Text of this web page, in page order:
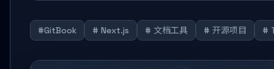
#GitBook # Next.js # 文档工具 # 开源项目 #